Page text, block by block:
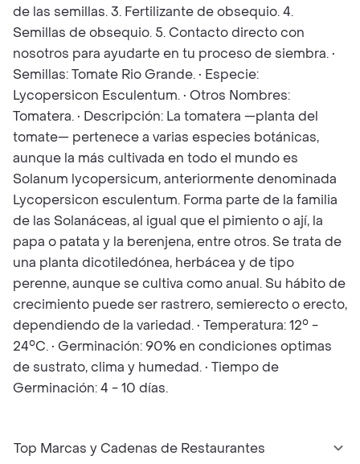
de las semillas. 3. Fertilizante de obsequio. 4.
Semillas de obsequio. 5. Contacto directo con
nosotros para ayudarte en tu proceso de siembra. •
Semillas: Tomate Rio Grande. • Especie:
Lycopersicon Esculentum. • Otros Nombres:
Tomatera. • Descripción: La tomatera —planta del
tomate— pertenece a varias especies botánicas,
aunque la más cultivada en todo el mundo es
Solanum lycopersicum, anteriormente denominada
Lycopersicon esculentum. Forma parte de la familia
de las Solanáceas, al igual que el pimiento o ají, la
papa o patata y la berenjena, entre otros. Se trata de
una planta dicotiledónea, herbácea y de tipo
perenne, aunque se cultiva como anual. Su hábito de
crecimiento puede ser rastrero, semierecto o erecto,
dependiendo de la variedad. • Temperatura: 12° -
24°C. • Germinación: 90% en condiciones optimas
de sustrato, clima y humedad. • Tiempo de
Germinación: 4 - 10 días.
Top Marcas y Cadenas de Restaurantes